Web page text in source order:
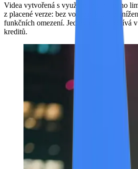
Videa vytvořená s využitím bezplatného
z placené verze: bez vodoznaků, bez
funkčních omezení. Jediný rozdíl spočívá
kreditů.